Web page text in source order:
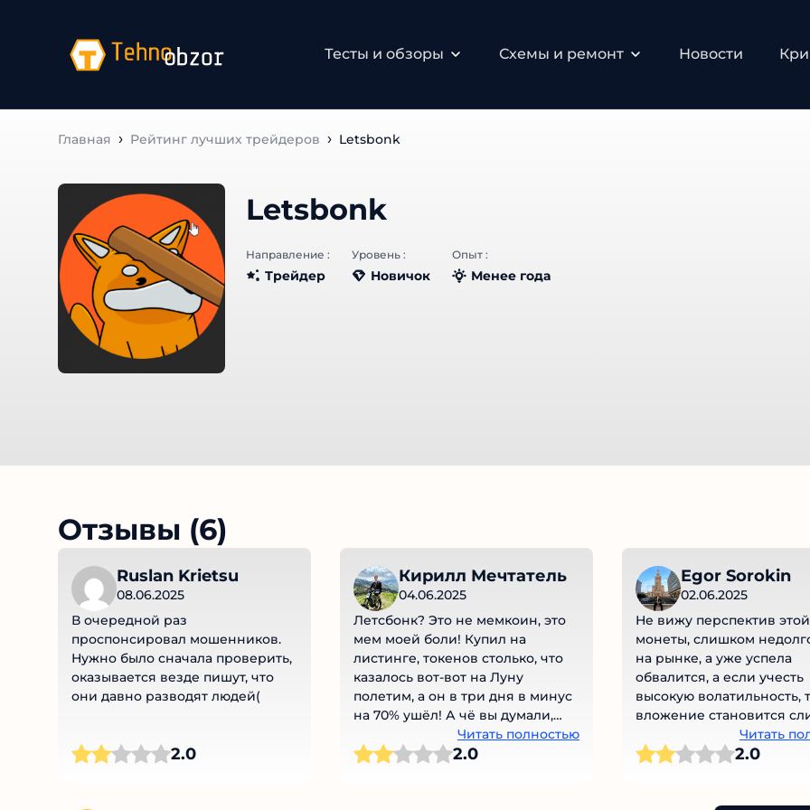
Тесты и обзоры Схемы и ремонт Новости
Главная Рейтинг лучших трейдеров Letsbonk
Letsbonk
Направление :
Трейдер
Уровень :
Новичок
Опыт :
Менее года
Отзывы (6)
Ruslan Krietsu
08.06.2025
В очередной раз
проспонсировал мошенников.
Нужно было сначала проверить,
оказывается везде пишут, что
они давно разводят людей(
2.0
Кирилл Мечтатель
04.06.2025
Летсбонк? Это не мемкоин, это
мем моей боли! Купил на
листинге, токенов столько, что
казалось вот-вот на Луну
полетим, а он в три дня в минус
на 70% ушёл! А чё вы думали,
там в телеге одни боты пляшут и
друг друга лайкают! Ни
Читать полностью
2.0
Egor Sorokin
02.06.2025
Не вижу перспектив этой
монеты, слишком недолго
на рынке, а уже успела
обвалится, а если учесть
высокую волатильность,
вложение становится
рисковым ! Я пас!Читать
2.0